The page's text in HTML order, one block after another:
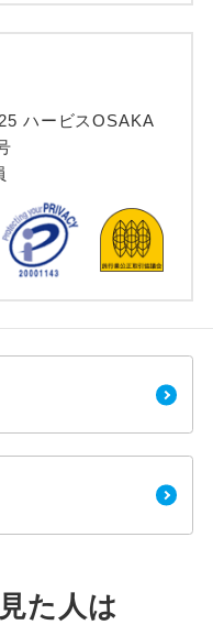
ハービスOSAKA
た人は